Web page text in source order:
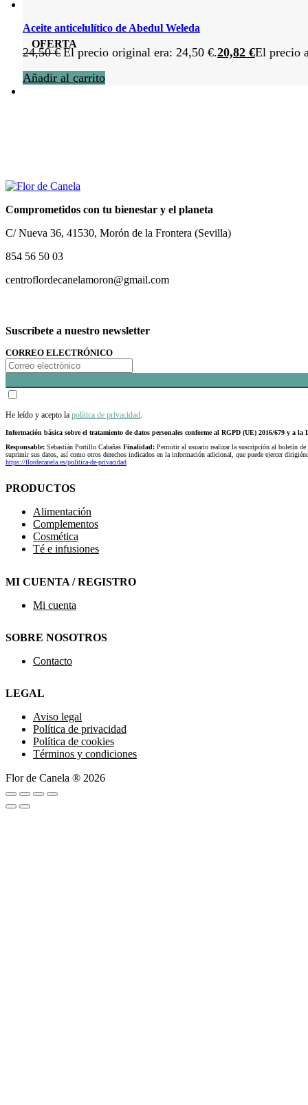
OFERTA
Aceite anticelulítico de Abedul Weleda
24,50€ El precio original era: 24,50 €.20,82 €El precio
Añadir al carrito
Comprometidos con tu bienestar y el planeta
C/ Nueva 36, 41530, Morón de la Frontera (Sevilla)
854 56 50 03
centroflordecanelamoron@gmail.com
Suscríbete a nuestro newsletter
CORREO ELECTRÓNICO
He leído y acepto la política de privacidad.
Información básica sobre el tratamiento de datos personales conforme al RGPD (UE) 2016/679 y a la
Responsable: Sebastián Portillo Cabañas Finalidad: Permitir al usuario realizar la suscripción al boletín
suprimir sus datos, así como otros derechos indicados en la información adicional, que puede ejercer
https://flordecanela.es/politica-de-privacidad
PRODUCTOS
Alimentación
Complementos
Cosmética
Té e infusiones
MI CUENTA / REGISTRO
Mi cuenta
SOBRE NOSOTROS
Contacto
LEGAL
Aviso legal
Política de privacidad
Política de cookies
Términos y condiciones
Flor de Canela ® 2026